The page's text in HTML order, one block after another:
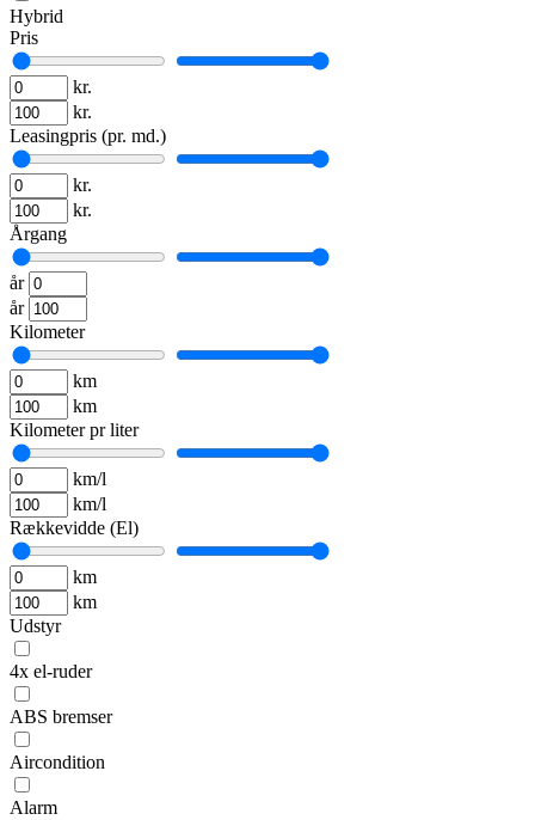
Hybrid
Pris
kr.
kr.
Leasingpris (pr. md.)
kr.
kr.
Årgang
år
år
Kilometer
km
km
Kilometer pr liter
km/l
km/l
Rækkevidde (El)
km
km
Udstyr
4x el-ruder
ABS bremser
Aircondition
Alarm